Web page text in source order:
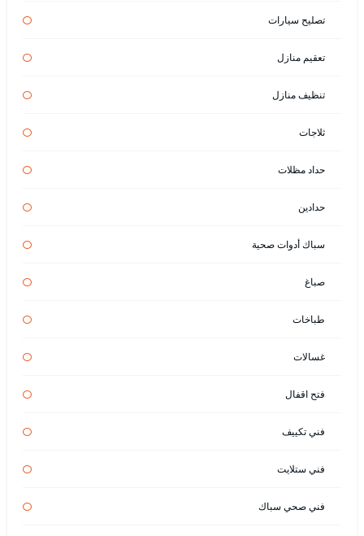
تصليح سيارات
تعقيم منازل
تنظيف منازل
ثلاجات
حداد مظلات
حدادين
سباك أدوات صحية
صباغ
طباخات
غسالات
فتح اقفال
فني تكييف
فني ستلايت
فني صحي سباك